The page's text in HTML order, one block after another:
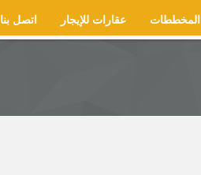
اتصل بنا عقارات للإيجار المخططات